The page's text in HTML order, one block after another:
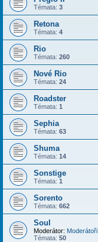
Témata: 3
Retona
Témata: 4
Rio
Témata: 260
Nové Rio
Témata: 24
Roadster
Témata: 1
Sephia
Témata: 63
Shuma
Témata: 14
Sonstige
Témata: 1
Sorento
Témata: 662
Soul
Moderátor: Moderátoři
Témata: 50